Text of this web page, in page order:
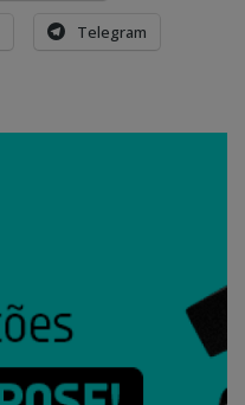
Telegram